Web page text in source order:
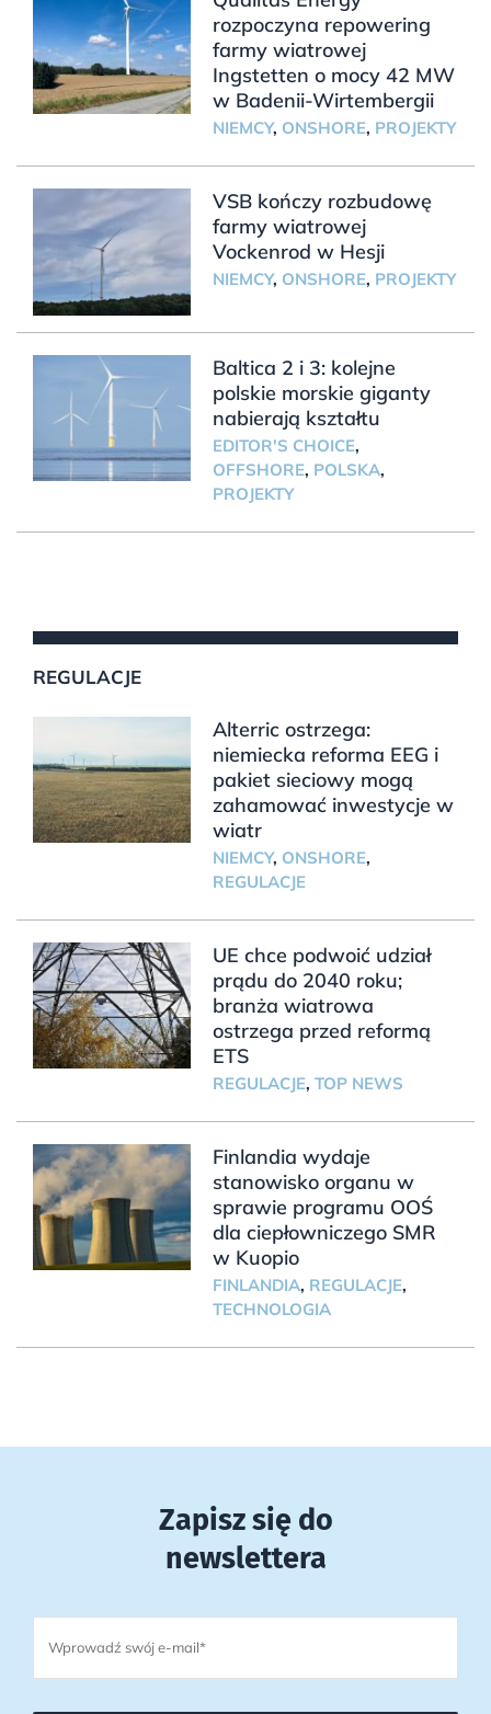
rozpoczyna repowering
farmy wiatrowej
Ingstetten o mocy 42 MW
w Badenii-Wirtembergii
NIEMCY, ONSHORE, PROJEKTY
VSB kończy rozbudowę
farmy wiatrowej
Vockenrod w Hesji
NIEMCY, ONSHORE, PROJEKTY
Baltica 2 i 3: kolejne
polskie morskie giganty
nabierają kształtu
EDITOR'S CHOICE,
OFFSHORE, POLSKA,
PROJEKTY
REGULACJE
Alterric ostrzega:
niemiecka reforma EEG i
pakiet sieciowy mogą
zahamować inwestycje w
wiatr
NIEMCY, ONSHORE,
REGULACJE
UE chce podwoić udział
prądu do 2040 roku;
branża wiatrowa
ostrzega przed reformą
ETS
REGULACJE, TOP NEWS
Finlandia wydaje
stanowisko organu w
sprawie programu OOŚ
dla ciepłowniczego SMR
w Kuopio
FINLANDIA, REGULACJE,
TECHNOLOGIA
Zapisz się do
newslettera